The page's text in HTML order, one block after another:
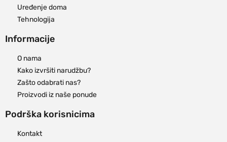
Uređenje doma
Tehnologija
Informacije
O nama
Kako izvršiti narudžbu?
Zašto odabrati nas?
Proizvodi iz naše ponude
Podrška korisnicima
Kontakt